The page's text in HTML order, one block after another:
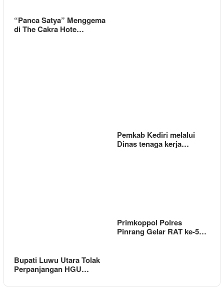
“Panca Satya” Menggema
di The Cakra Hote…
Pemkab Kediri melalui
Dinas tenaga kerja…
Bupati Luwu Utara Tolak
Perpanjangan HGU…
Primkoppol Polres
Pinrang Gelar RAT ke-5…